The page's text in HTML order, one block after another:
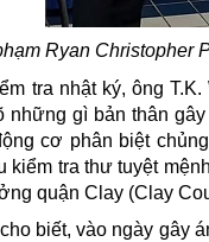
Ryan Christopher
tra nhật ký, ông
những gì bản thân
cơ phân biệt
kiểm tra thư tuyệt
quận Clay (Clay
biết, vào ngày gây